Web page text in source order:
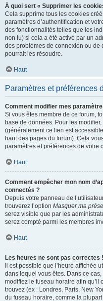
À quoi sert « Supprimer les
Cela supprime tous les cookies
paramètres d’authentification et
des fonctionnalités telles que les
non lu) si cela a été activé par un
des problèmes de connexion ou
pourrait les résoudre.
Haut
Paramètres et préférences
Comment modifier mes
Si vous êtes membre de ce forum,
base de données. Pour les
(généralement ce lien est
haut des pages du forum). Cela
paramètres et préférences de votre
Haut
Comment empêcher mon nom
connectés ?
Depuis votre panneau de
trouverez l’option Masquer ma
serez visible que par les
serez compté parmi les membres
Haut
Les heures ne sont pas correctes !
Il est possible que l’heure affichée
dans lequel vous êtes. Dans ce cas,
modifiez le fuseau horaire afin qu’il
trouvez (ex : Londres, Paris, New
du fuseau horaire, comme la